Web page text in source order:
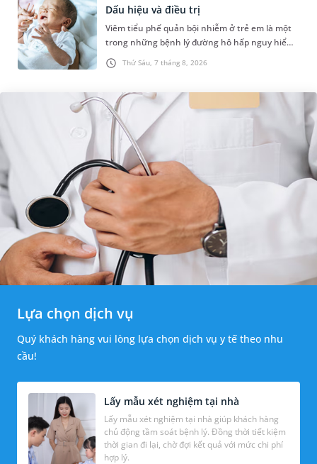
Thứ Sáu, 7 tháng 8, 2026
Dấu hiệu và điều trị
Viêm tiểu phế quản bội nhiễm ở trẻ em là một
trong những bệnh lý đường hô hấp nguy hiểm,
thường bùng phát vào thời điểm giao mùa. Khi
những tổn thương ban đầ...
Lựa chọn dịch vụ
Quý khách hàng vui lòng lựa chọn dịch vụ y tế theo nhu
cầu!
Lấy mẫu xét nghiệm tại nhà
Lấy mẫu xét nghiệm tại nhà giúp khách hàng
chủ động tầm soát bệnh lý. Đồng thời tiết kiệm
thời gian đi lại, chờ đợi kết quả với mức chi phí
hợp lý.